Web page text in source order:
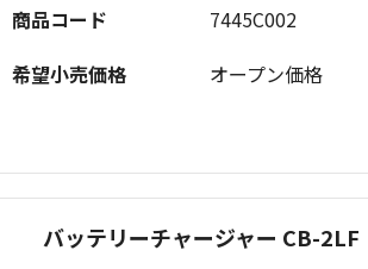
商品コード
7445C002
希望小売価格
オープン価格
バッテリーチャージャー CB-2LF